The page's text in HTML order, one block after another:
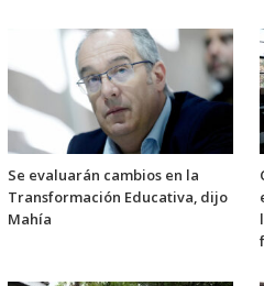
Se evaluarán cambios en la
Transformación Educativa, dijo
Mahía